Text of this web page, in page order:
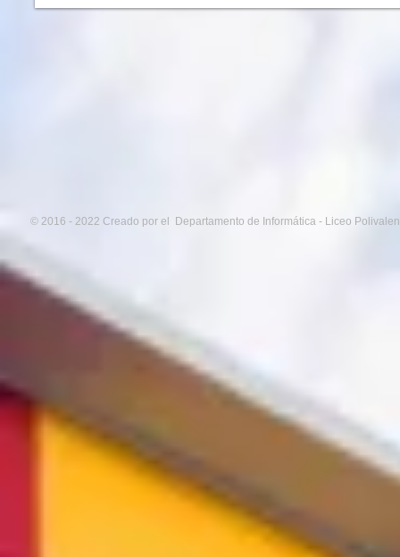
© 2016 - 2022 Creado por el Departamento de Informática - Liceo